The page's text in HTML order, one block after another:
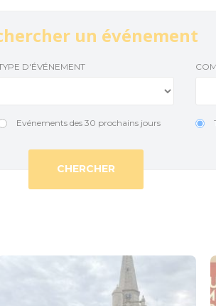
Pêche
Aires de jeux pour petits et
un événement
D'ÉVÉNEMENT
Evénements des 30 prochains jours